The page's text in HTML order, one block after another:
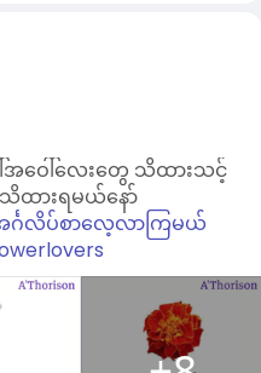
ေါ်အဝေါ်လေးတွေ သိထားသင့်
ထားရမယ်နော်
ဂလိပ်စာလေ့လာကြမယ်